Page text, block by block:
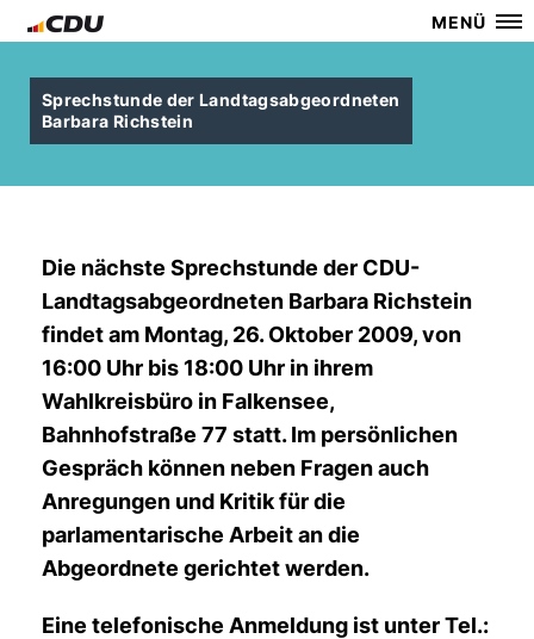
MENÜ
Sprechstunde der Landtagsabgeordneten
Barbara Richstein
Die nächste Sprechstunde der CDU-
Landtagsabgeordneten Barbara Richstein
findet am Montag, 26. Oktober 2009, von
16:00 Uhr bis 18:00 Uhr in ihrem
Wahlkreisbüro in Falkensee,
Bahnhofstraße 77 statt. Im persönlichen
Gespräch können neben Fragen auch
Anregungen und Kritik für die
parlamentarische Arbeit an die
Abgeordnete gerichtet werden.
Eine telefonische Anmeldung ist unter Tel.: